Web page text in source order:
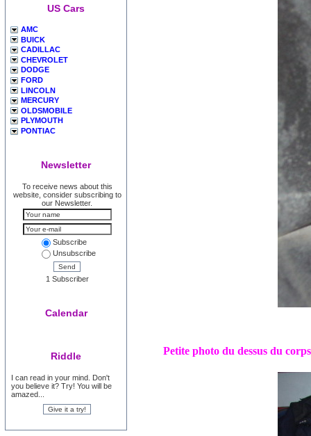
US Cars
AMC
BUICK
CADILLAC
CHEVROLET
DODGE
FORD
LINCOLN
MERCURY
OLDSMOBILE
PLYMOUTH
PONTIAC
Newsletter
To receive news about this
website, consider subscribing to
our Newsletter.
Subscribe
Unsubscribe
Send
1 Subscriber
Calendar
Riddle
I can read in your mind. Don't
you believe it? Try! You will be
amazed...
Petite photo du dessus du